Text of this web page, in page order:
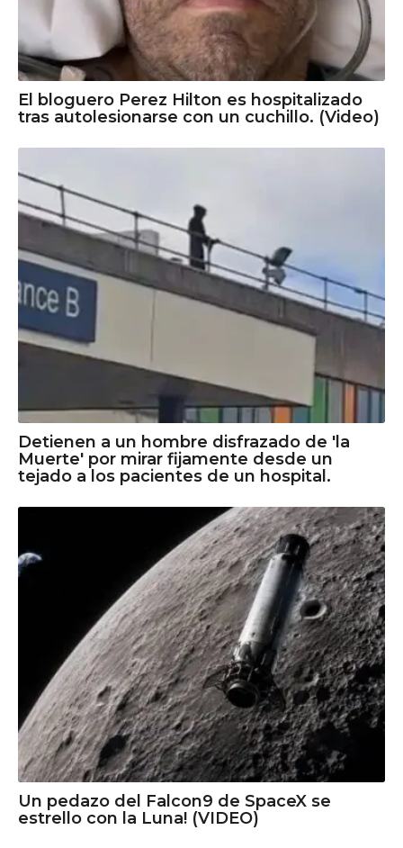
El bloguero Perez Hilton es hospitalizado
tras autolesionarse con un cuchillo. (Video)
Detienen a un hombre disfrazado de 'la
Muerte' por mirar fijamente desde un
tejado a los pacientes de un hospital.
Un pedazo del Falcon9 de SpaceX se
estrello con la Luna! (VIDEO)